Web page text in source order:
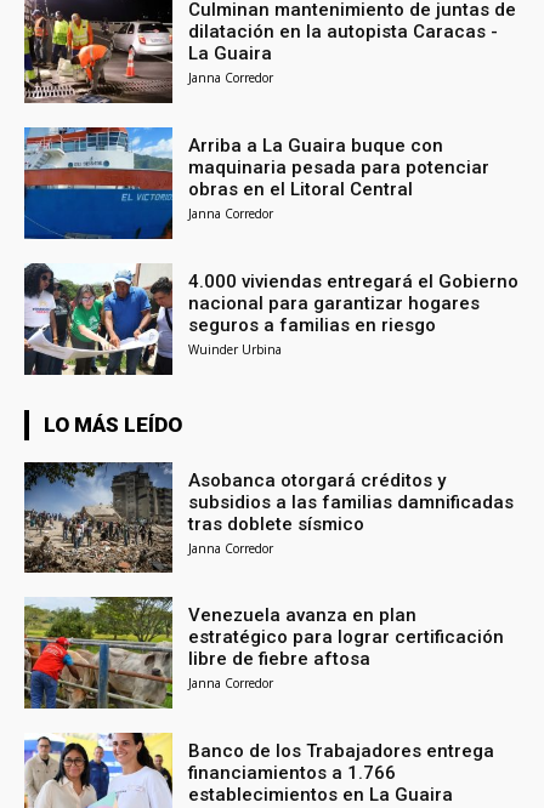
Culminan mantenimiento de juntas de
dilatación en la autopista Caracas -
La Guaira
Janna Corredor
Arriba a La Guaira buque con
maquinaria pesada para potenciar
obras en el Litoral Central
Janna Corredor
4.000 viviendas entregará el Gobierno
nacional para garantizar hogares
seguros a familias en riesgo
Wuinder Urbina
LO MÁS LEÍDO
Asobanca otorgará créditos y
subsidios a las familias damnificadas
tras doblete sísmico
Janna Corredor
Venezuela avanza en plan
estratégico para lograr certificación
libre de fiebre aftosa
Janna Corredor
Banco de los Trabajadores entrega
financiamientos a 1.766
establecimientos en La Guaira